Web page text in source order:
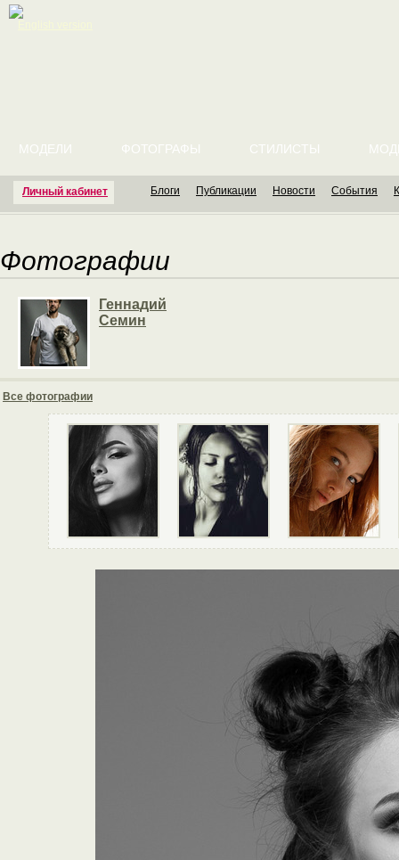
Личный кабинет
МОДЕЛИ ФОТОГРАФЫ СТИЛИСТЫ
Блоги Публикации Новости События
Фотографии
Геннадий
Семин
Все фотографии